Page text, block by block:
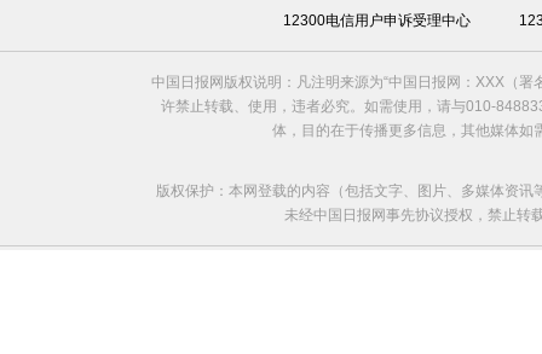
12300电信用户申诉受理中心
中国日报网版权说明：凡注明来源为“中国日报网：XXX（
许禁止转载、使用，违者必究。如需使用，请与010-
体，目的在于传播更多信息，其他媒体
版权保护：本网登载的内容（包括文字、图片、多媒体资
未经中国日报网事先协议授权，禁止转